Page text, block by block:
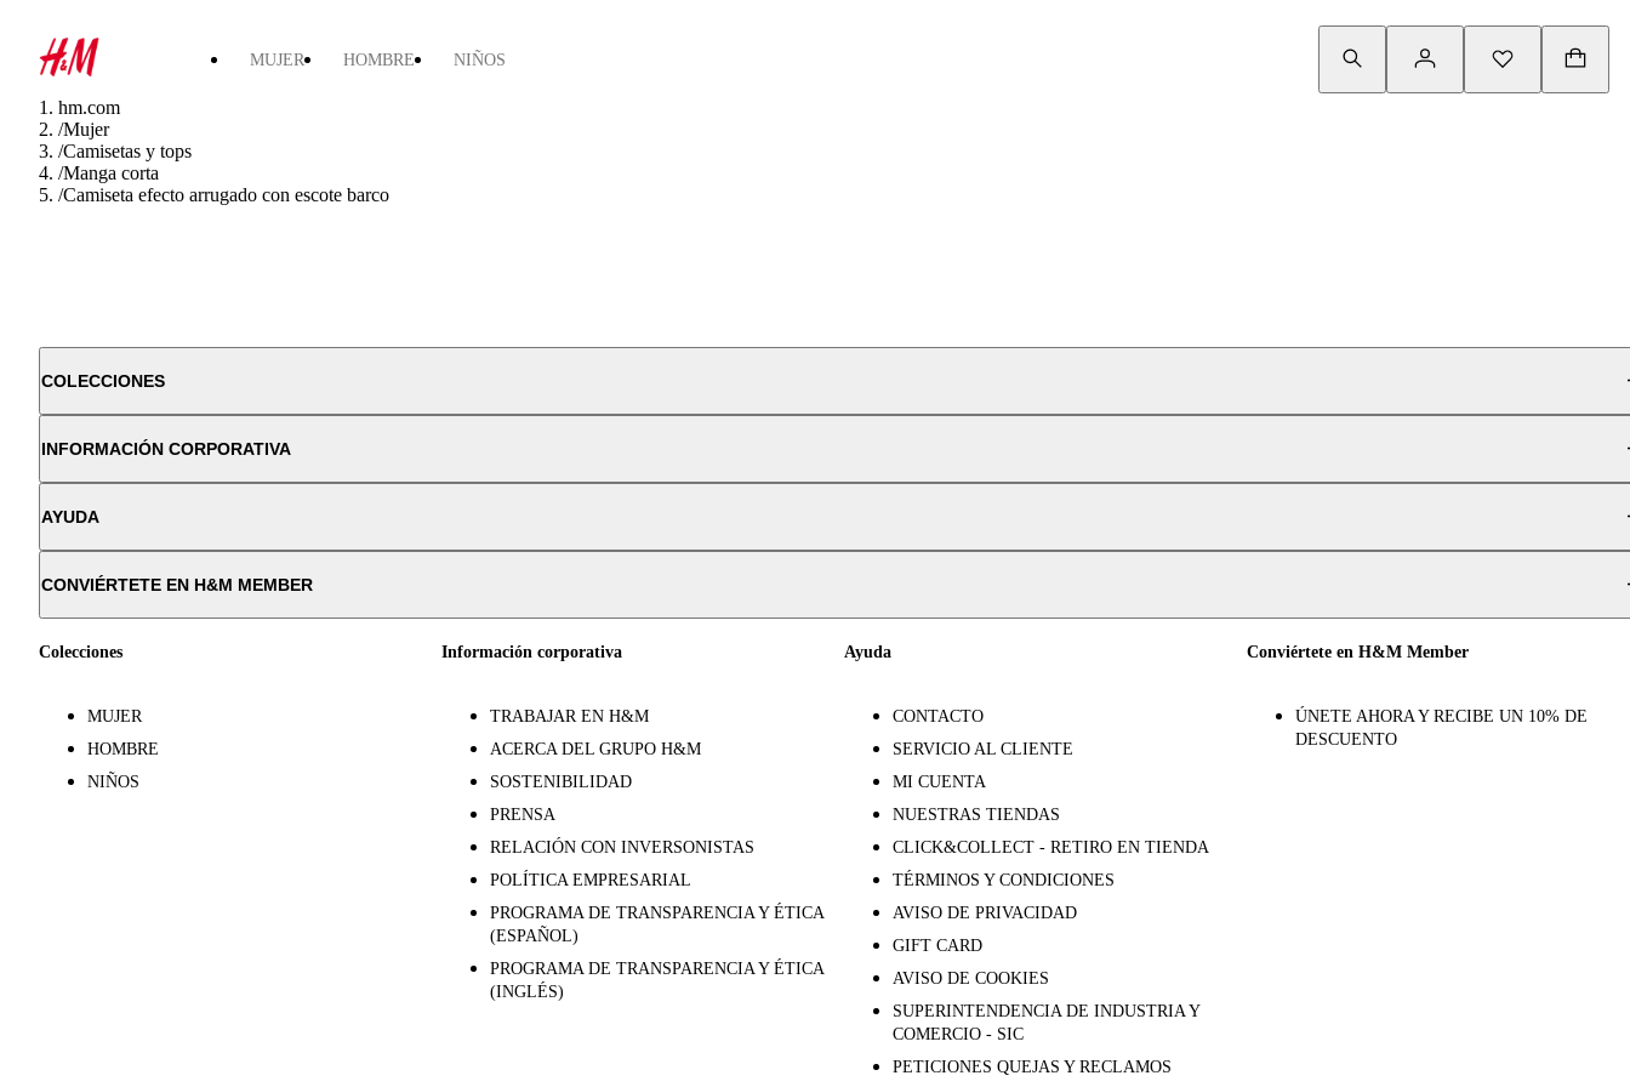
MUJER HOMBRE NIÑOS
hm.com
/Mujer
/Camisetas y tops
/Manga corta
/Camiseta efecto arrugado con escote barco
COLECCIONES
INFORMACIÓN CORPORATIVA
AYUDA
CONVIÉRTETE EN H&M MEMBER
Colecciones
MUJER
HOMBRE
NIÑOS
Información corporativa
TRABAJAR EN H&M
ACERCA DEL GRUPO H&M
SOSTENIBILIDAD
PRENSA
RELACIÓN CON INVERSONISTAS
POLÍTICA EMPRESARIAL
PROGRAMA DE TRANSPARENCIA Y ÉTICA
(ESPAÑOL)
PROGRAMA DE TRANSPARENCIA Y ÉTICA
(INGLÉS)
Ayuda
CONTACTO
SERVICIO AL CLIENTE
MI CUENTA
NUESTRAS TIENDAS
CLICK&COLLECT - RETIRO EN TIENDA
TÉRMINOS Y CONDICIONES
AVISO DE PRIVACIDAD
GIFT CARD
AVISO DE COOKIES
SUPERINTENDENCIA DE INDUSTRIA Y
COMERCIO - SIC
PETICIONES QUEJAS Y RECLAMOS
Conviértete en H&M Member
ÚNETE AHORA Y RECIBE UN 10% DE
DESCUENTO